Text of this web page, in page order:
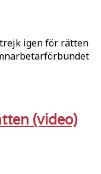
igen för rätten
(video)